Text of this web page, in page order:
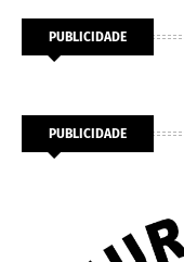
PUBLICIDADE
PUBLICIDADE